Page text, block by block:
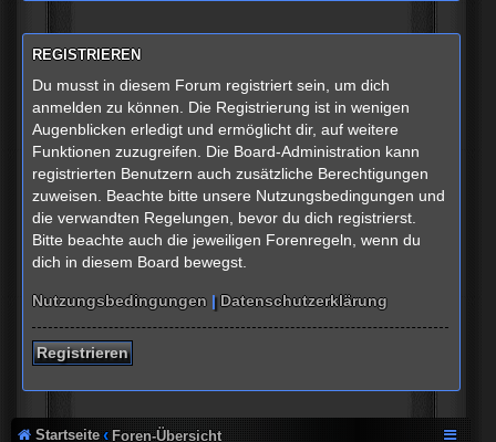
REGISTRIEREN
Du musst in diesem Forum registriert sein, um dich
anmelden zu können. Die Registrierung ist in wenigen
Augenblicken erledigt und ermöglicht dir, auf weitere
Funktionen zuzugreifen. Die Board-Administration kann
registrierten Benutzern auch zusätzliche Berechtigungen
zuweisen. Beachte bitte unsere Nutzungsbedingungen und
die verwandten Regelungen, bevor du dich registrierst.
Bitte beachte auch die jeweiligen Forenregeln, wenn du
dich in diesem Board bewegst.
Nutzungsbedingungen |Datenschutzerklärung
Registrieren
Startseite Foren-Übersicht